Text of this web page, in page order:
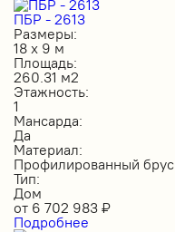
ПБР - 2613
Размеры:
18 х 9 м
Площадь:
260.31 м2
Этажность:
1
Мансарда:
Да
Материал:
Профилированный брус
Тип:
Дом
от 6 702 983 ₽
Подробнее